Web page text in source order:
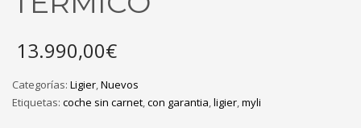
13.990,00€
Categorías: Ligier,Nuevos
Etiquetas: coche sin carnet,con garantia,ligier,myli